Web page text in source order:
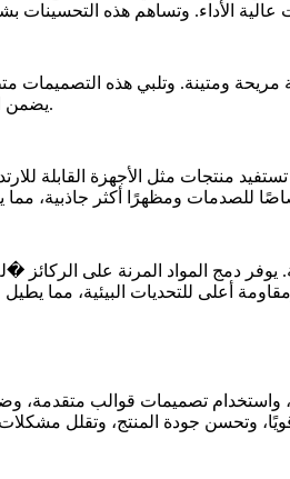
مريحة ومتينة. وتلبي هذه التصميمات
يضمن الموثوقية وسلامة المرضى في البيئات السريرية.
منتجات مثل الأجهزة القابلة
يوفر دمج المواد المرنة على
واستخدام تصميمات قوالب